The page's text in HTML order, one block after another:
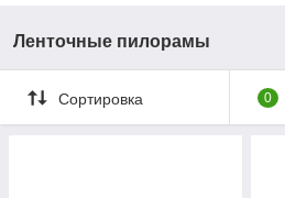
Ленточные пилорамы
Сортировка 0